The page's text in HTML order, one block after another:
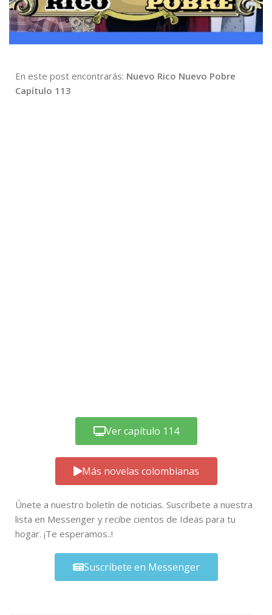
En este post encontrarás: Nuevo Rico Nuevo Pobre
Capítulo 113
Ver capítulo 114
Más novelas colombianas
Únete a nuestro boletín de noticias. Suscríbete a nuestra
lista en Messenger y recibe cientos de Ideas para tu
hogar. ¡Te esperamos..!
Suscríbete en Messenger